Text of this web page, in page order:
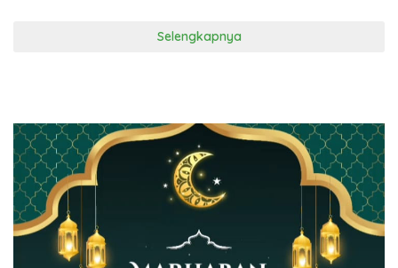
Selengkapnya